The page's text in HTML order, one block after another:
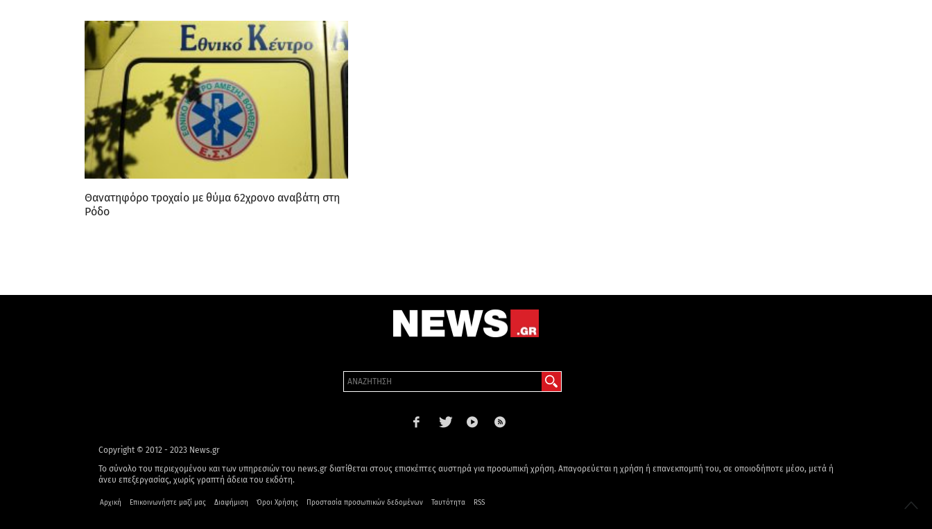
Θανατηφόρο τροχαίο με θύμα 62χρονο αναβάτη στη
Ρόδο
Copyright © 2012 - 2023 News.gr
Το σύνολο του περιεχομένου και των υπηρεσιών του news.gr διατίθεται στους επισκέπτες αυστηρά για προσωπική χρήση. Απαγορεύεται η χρήση ή επανεκπομπή του, σε οποιοδήποτε μέσο, μετά ή
άνευ επεξεργασίας, χωρίς γραπτή άδεια του εκδότη.
Αρχική Επικοινωνήστε μαζί μας Διαφήμιση Όροι Χρήσης Προστασία προσωπικών δεδομένων Ταυτότητα RSS